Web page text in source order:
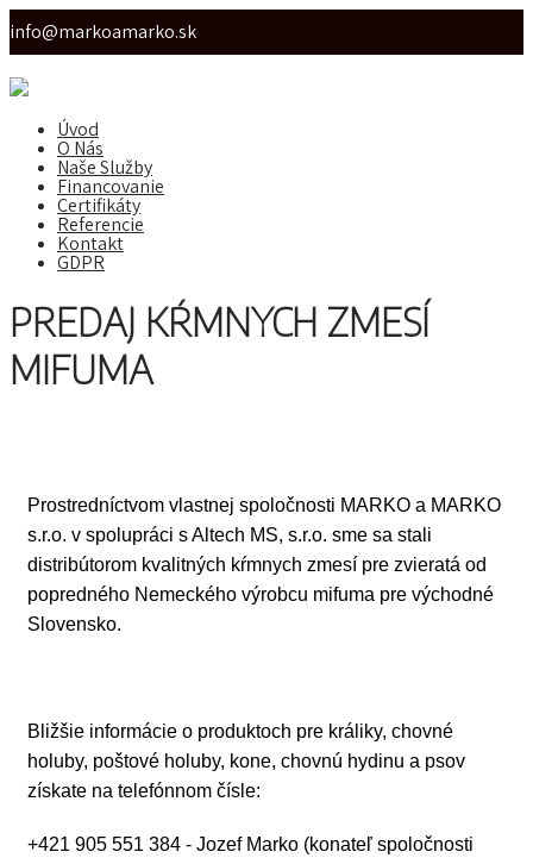
info@markoamarko.sk
Úvod
O Nás
Naše Služby
Financovanie
Certifikáty
Referencie
Kontakt
GDPR
PREDAJ KŔMNYCH ZMESÍ
MIFUMA
Prostredníctvom vlastnej spoločnosti MARKO a MARKO
s.r.o. v spolupráci s Altech MS, s.r.o. sme sa stali
distribútorom kvalitných kŕmnych zmesí pre zvieratá od
popredného Nemeckého výrobcu mifuma pre východné
Slovensko.
Bližšie informácie o produktoch pre králiky, chovné
holuby, poštové holuby, kone, chovnú hydinu a psov
získate na telefónnom čísle:
+421 905 551 384 - Jozef Marko (konateľ spoločnosti